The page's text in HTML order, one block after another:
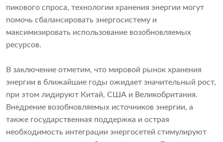
пикового спроса, технологии хранения энергии могут
помочь сбалансировать энергосистему и
максимизировать использование возобновляемых
ресурсов.
В заключение отметим, что мировой рынок хранения
энергии в ближайшие годы ожидает значительный рост,
при этом лидируют Китай, США и Великобритания.
Внедрение возобновляемых источников энергии, а
также государственная поддержка и острая
необходимость интеграции энергосетей стимулируют